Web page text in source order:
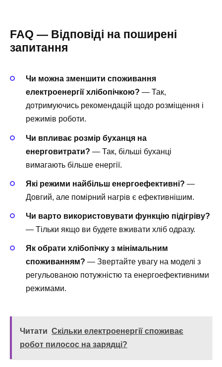
FAQ — Відповіді на поширені
запитання
Чи можна зменшити споживання
електроенергії хлібопічкою? — Так,
дотримуючись рекомендацій щодо розміщення і
режимів роботи.
Чи впливає розмір буханця на
енерговитрати? — Так, більші буханці
вимагають більше енергії.
Які режими найбільш енергоефективні? —
Довгий, але помірний нагрів є ефективнішим.
Чи варто використовувати функцію підігріву?
— Тільки якщо ви будете вживати хліб одразу.
Як обрати хлібопічку з мінімальним
споживанням? — Звертайте увагу на моделі з
регульованою потужністю та енергоефективними
режимами.
Читати Скільки електроенергії споживає
робот пилосос на зарядці?